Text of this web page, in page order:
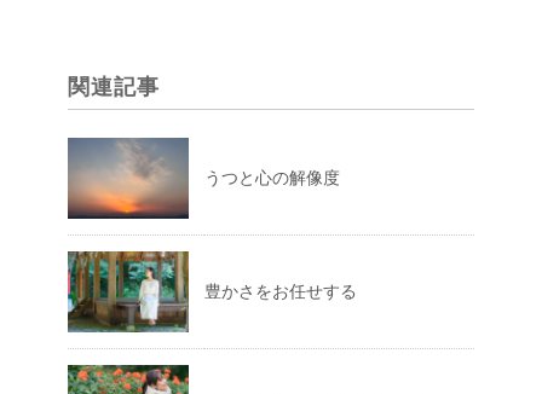
関連記事
うつと心の解像度
豊かさをお任せする